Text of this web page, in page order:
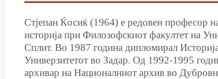
Стјепан Ќосиќ (1964) е редовен професор
историја при Филозофскиот факултет на
Сплит. Во 1987 година дипломирал
Универзитетот во Задар. Од 1992-1995
архивар на Националниот архив во